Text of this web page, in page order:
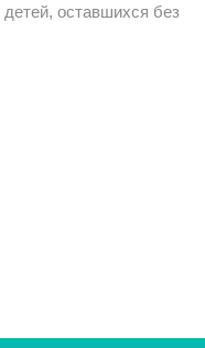
детей, оставшихся без